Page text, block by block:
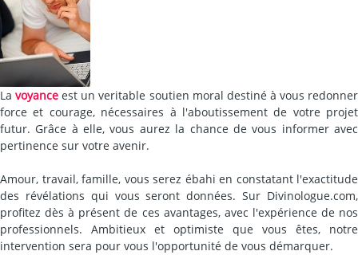
Lavoyance est un veritable soutien moral destiné à vous redonner
force et courage, nécessaires à l'aboutissement de votre projet
futur. Grâce à elle, vous aurez la chance de vous informer avec
pertinence sur votre avenir.
Amour, travail, famille, vous serez ébahi en constatant l'exactitude
des révélations qui vous seront données. Sur Divinologue.com,
profitez dès à présent de ces avantages, avec l'expérience de nos
professionnels. Ambitieux et optimiste que vous êtes, notre
intervention sera pour vous l'opportunité de vous démarquer.